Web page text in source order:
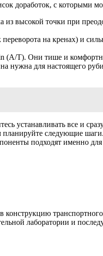
доработок, с которыми
из высокой точки при
на кренах) и
(A/T). Они тише и
нужна для настоящего
устанавливать все и
планируйте следующие
подходят именно
лаборатории и